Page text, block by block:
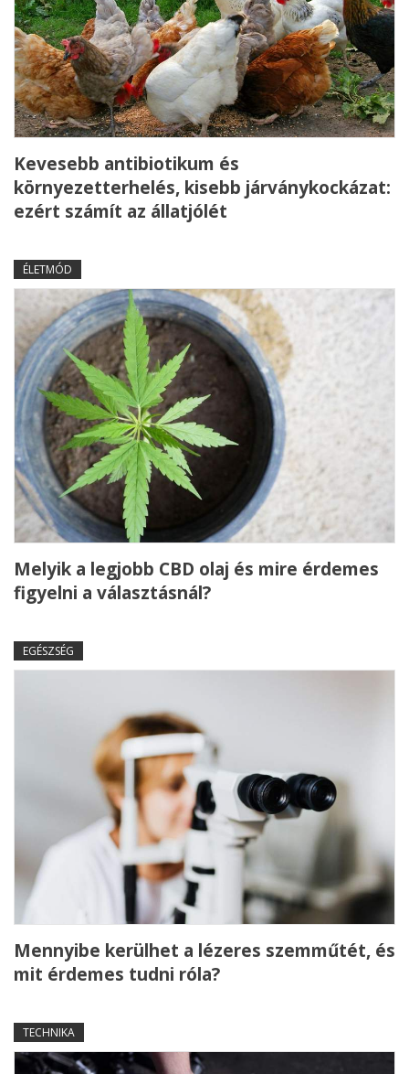
Kevesebb antibiotikum és
környezetterhelés, kisebb járványkockázat:
ezért számít az állatjólét
ÉLETMÓD
Melyik a legjobb CBD olaj és mire érdemes
figyelni a választásnál?
EGÉSZSÉG
Mennyibe kerülhet a lézeres szemműtét, és
mit érdemes tudni róla?
TECHNIKA